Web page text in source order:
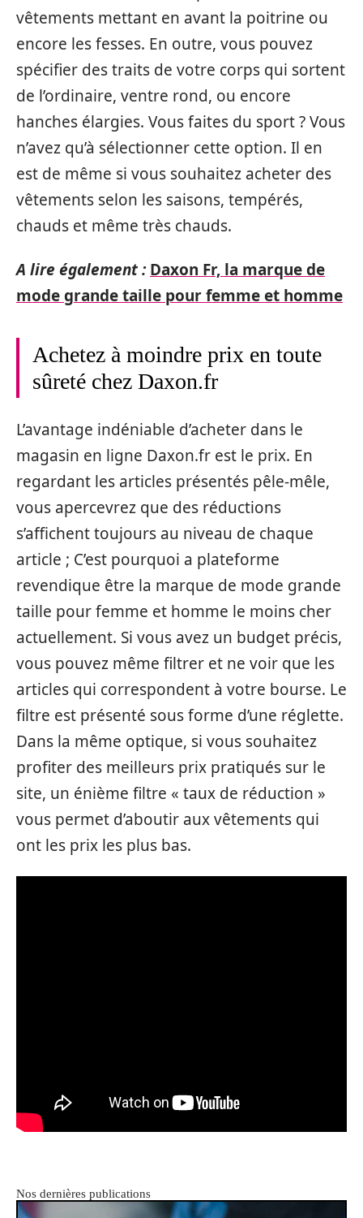
vêtements mettant en avant la poitrine ou
encore les fesses. En outre, vous pouvez
spécifier des traits de votre corps qui sortent
de l’ordinaire, ventre rond, ou encore
hanches élargies. Vous faites du sport ? Vous
n’avez qu’à sélectionner cette option. Il en
est de même si vous souhaitez acheter des
vêtements selon les saisons, tempérés,
chauds et même très chauds.
A lire également : Daxon Fr, la marque de
mode grande taille pour femme et homme
Achetez à moindre prix en toute
sûreté chez Daxon.fr
L’avantage indéniable d’acheter dans le
magasin en ligne Daxon.fr est le prix. En
regardant les articles présentés pêle-mêle,
vous apercevrez que des réductions
s’affichent toujours au niveau de chaque
article ; C’est pourquoi a plateforme
revendique être la marque de mode grande
taille pour femme et homme le moins cher
actuellement. Si vous avez un budget précis,
vous pouvez même filtrer et ne voir que les
articles qui correspondent à votre bourse. Le
filtre est présenté sous forme d’une réglette.
Dans la même optique, si vous souhaitez
profiter des meilleurs prix pratiqués sur le
site, un énième filtre « taux de réduction »
vous permet d’aboutir aux vêtements qui
ont les prix les plus bas.
Nos dernières publications